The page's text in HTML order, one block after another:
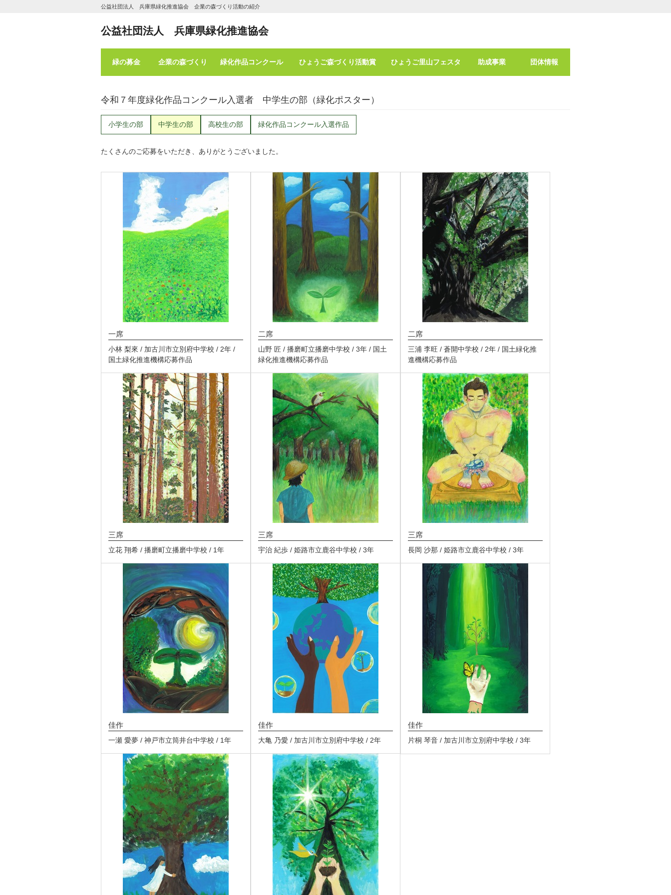
公益社団法人 兵庫県緑化推進協会 企業の森づくり活動の紹介
公益社団法人 兵庫県緑化推進協会
緑の募金 企業の森づくり 緑化作品コンクール ひょうご森づくり活動賞 ひょうご里山フェスタ 助成事業 団体情報
令和７年度緑化作品コンクール入選者 中学生の部（緑化ポスター）
小学生の部 中学生の部 高校生の部 緑化作品コンクール入選作品
たくさんのご応募をいただき、ありがとうございました。
一席
小林 梨來 / 加古川市立別府中学校 / 2年 /
国土緑化推進機構応募作品
二席
山野 匠 / 播磨町立播磨中学校 / 3年 / 国土
緑化推進機構応募作品
二席
三浦 李旺 / 蒼開中学校 / 2年 / 国土緑化推
進機構応募作品
三席
立花 翔希 / 播磨町立播磨中学校 / 1年
三席
宇治 紀歩 / 姫路市立鹿谷中学校 / 3年
三席
長岡 沙那 / 姫路市立鹿谷中学校 / 3年
佳作
一瀬 愛夢 / 神戸市立筒井台中学校 / 1年
佳作
大亀 乃愛 / 加古川市立別府中学校 / 2年
佳作
片桐 琴音 / 加古川市立別府中学校 / 3年